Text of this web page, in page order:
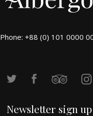
Phone: +88 (0) 101 0000
Newsletter sign up